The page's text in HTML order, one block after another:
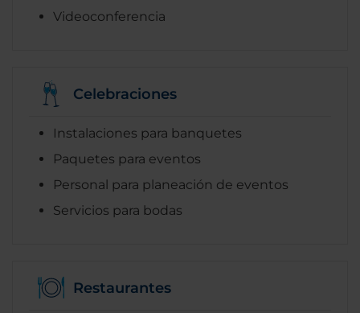
Videoconferencia
Celebraciones
Instalaciones para banquetes
Paquetes para eventos
Personal para planeación de eventos
Servicios para bodas
Restaurantes